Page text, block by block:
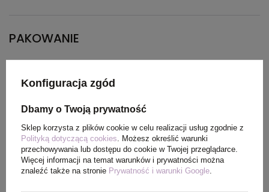
PAKOWANIE
Wymiary
kartonu
zewnętrznego
Waga
kartonu
zewnętrznego
30.57
Konfiguracja zgód
Dbamy o Twoją prywatność
Sklep korzysta z plików cookie w celu realizacji usług zgodnie z
Polityką dotyczącą cookies. Możesz określić warunki
przechowywania lub dostępu do cookie w Twojej przeglądarce.
Więcej informacji na temat warunków i prywatności można
znaleźć także na stronie Prywatność i warunki Google.